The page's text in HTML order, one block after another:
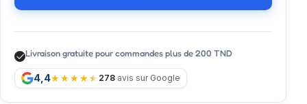
Livraison gratuite pour commandes plus de 200 TND
4,4 278 avis sur Google